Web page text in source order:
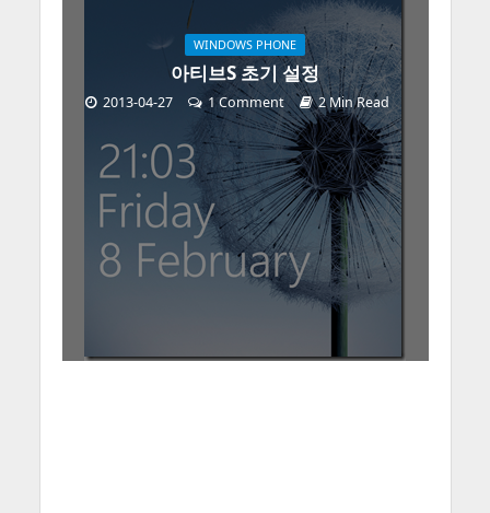
WINDOWS PHONE
아티브S 초기 설정
2013-04-27 1 Comment 2 Min Read